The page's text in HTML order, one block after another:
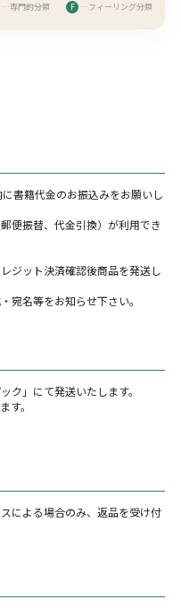
…専門的分類 F …フィーリング分類
書籍代金のお振込みをお願いし
便振替、代金引換）が利用でき
ジット決済確認後商品を発送し
宛名等をお知らせ下さい。
」にて発送いたします。
す。
による場合のみ、返品を受け付